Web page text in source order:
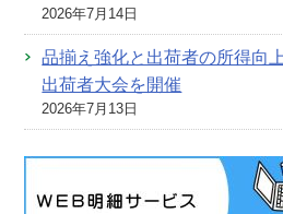
2026年7月14日
品揃え強化と出荷者の所得
出荷者大会を開催
2026年7月13日